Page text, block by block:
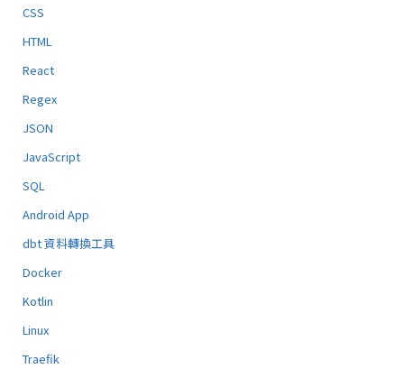
CSS
HTML
React
Regex
JSON
JavaScript
SQL
Android App
dbt 資料轉換工具
Docker
Kotlin
Linux
Traefik